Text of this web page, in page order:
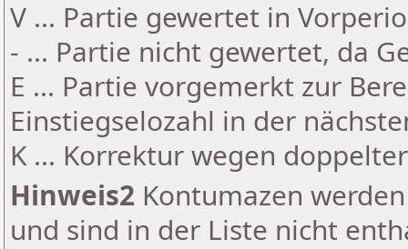
V ... Partie gewertet in
- ... Partie nicht gewertet, da
E ... Partie vorgemerkt zur
Einstiegselozahl in der
K ... Korrektur wegen
Hinweis2 Kontumazen
und sind in der Liste nicht